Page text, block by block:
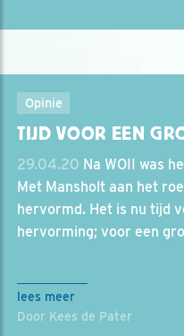
Opinie
TIJD VOOR EEN
29.04.20 Na WOII was
Met Mansholt aan het
hervormd. Het is nu tijd
hervorming; voor een
lees meer
Door Kees de Pater